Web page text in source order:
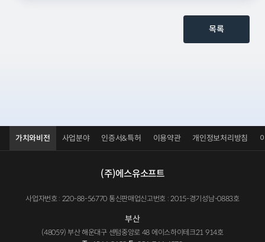
목록
가치와비전 사업분야 인증서&특허 이용약관 개인정보처리방침
(주)에스유소프트
사업자번호 : 220-88-56770 통신판매업신고번호 : 2015-경기성남-0883호
부산
(48059) 부산 해운대구 센텀중앙로 48 에이스하이테크21 914호